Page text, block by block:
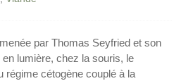
par Thomas Seyfried et son
lumière, chez la souris, le
régime cétogène couplé à la